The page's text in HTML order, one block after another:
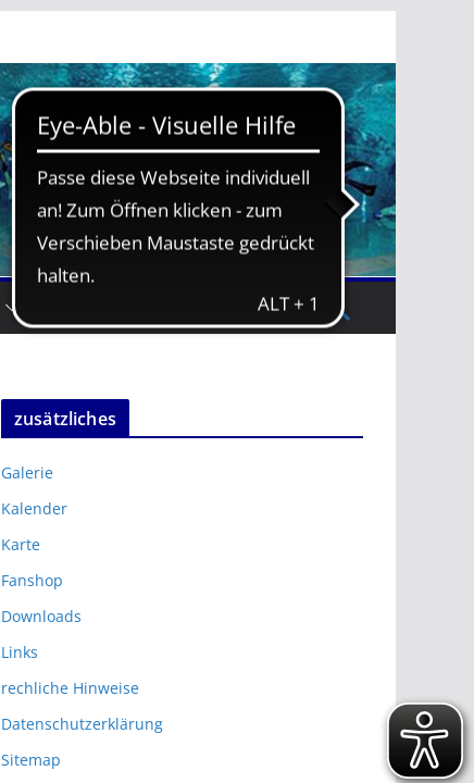
zusätzliches
Galerie
Kalender
Karte
Fanshop
Downloads
Links
rechliche Hinweise
Datenschutzerklärung
Sitemap